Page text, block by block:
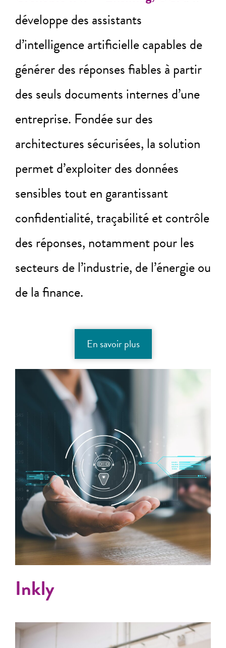
développe des assistants
d’intelligence artificielle capables de
générer des réponses fiables à partir
des seuls documents internes d’une
entreprise. Fondée sur des
architectures sécurisées, la solution
permet d’exploiter des données
sensibles tout en garantissant
confidentialité, traçabilité et contrôle
des réponses, notamment pour les
secteurs de l’industrie, de l’énergie ou
de la finance.
En savoir plus
Inkly